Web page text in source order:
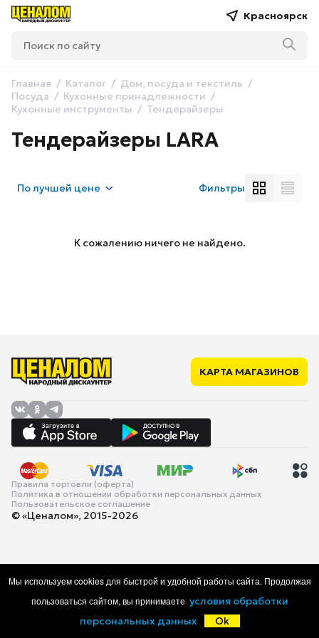
Красноярск
Главная Каталог
Дом, посуда и текстиль
Посуда
Кухонные принадлежности
Кухонные инструменты
Тендерайзеры
Тендерайзеры LARA
Получшей цене Фильтры
К сожалению ничего не найдено.
КАРТА МАГАЗИНОВ
Правила торговли (оферта)
Политика в отношении обработки персональных данных
Пользовательское соглашение
© «Ценалом», 2015-2026
Каталог Корзина Избранное
Мы используем cookies для быстрой и удобной работы сайта. Продолжая
пользоваться сайтом, вы принимаете условия обработки
персональных данных
Ok